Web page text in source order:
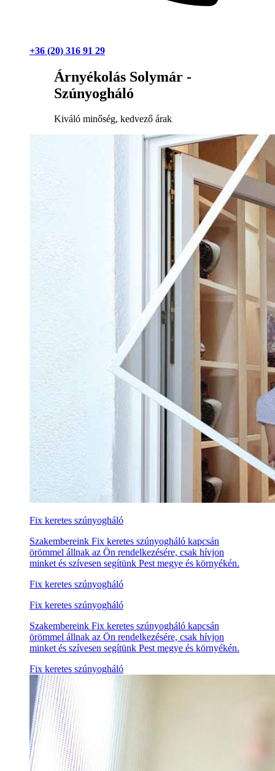
+36 (20) 316 91 29
Árnyékolás Solymár -
Szúnyogháló
Kiváló minőség, kedvező árak
Fix keretes szúnyogháló
Szakembereink Fix keretes szúnyogháló kapcsán
örömmel állnak az Ön rendelkezésére, csak hívjon
minket és szívesen segítünk Pest megye és környékén.
Fix keretes szúnyogháló
Fix keretes szúnyogháló
Szakembereink Fix keretes szúnyogháló kapcsán
örömmel állnak az Ön rendelkezésére, csak hívjon
minket és szívesen segítünk Pest megye és környékén.
Fix keretes szúnyogháló